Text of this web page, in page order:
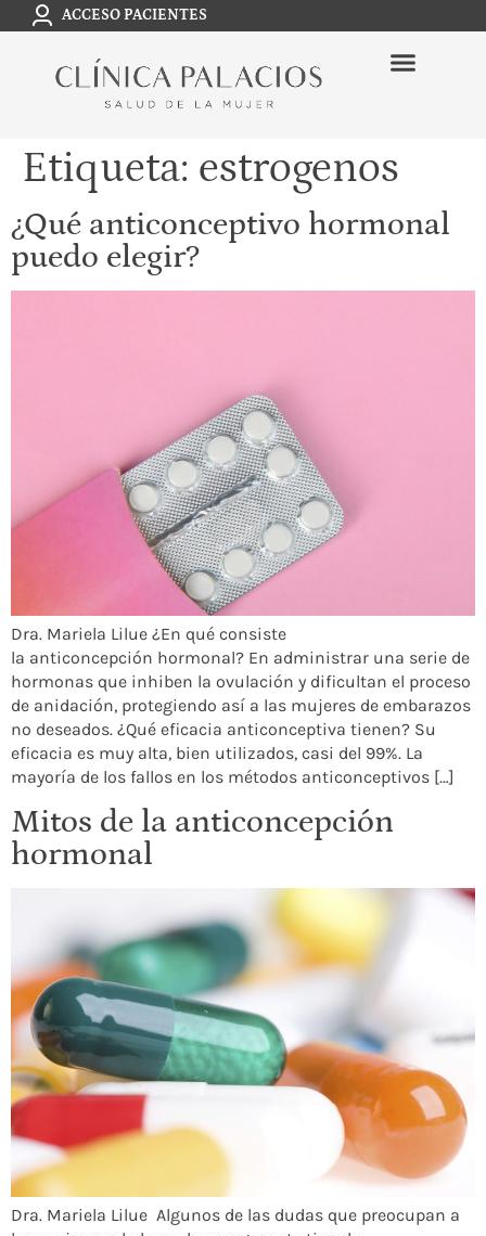
ACCESO PACIENTES
Etiqueta: estrogenos
¿Qué anticonceptivo hormonal
puedo elegir?
Dra. Mariela Lilue ¿En qué consiste
la anticoncepción hormonal? En administrar una serie de
hormonas que inhiben la ovulación y dificultan el proceso
de anidación, protegiendo así a las mujeres de embarazos
no deseados. ¿Qué eficacia anticonceptiva tienen? Su
eficacia es muy alta, bien utilizados, casi del 99%. La
mayoría de los fallos en los métodos anticonceptivos […]
Mitos de la anticoncepción
hormonal
Dra. Mariela Lilue Algunos de las dudas que preocupan a